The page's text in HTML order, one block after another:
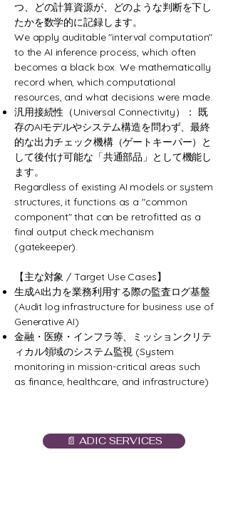
つ、どの計算資源が、どのような判断を下し
たかを数学的に記録します。
We apply auditable "interval computation"
to the AI inference process, which often
becomes a black box. We mathematically
record when, which computational
resources, and what decisions were made.
汎用接続性（Universal Connectivity）： 既
存のAIモデルやシステム構造を問わず、最終
的な出力チェック機構（ゲートキーパー）と
して後付け可能な「共通部品」として機能し
ます。
Regardless of existing AI models or system
structures, it functions as a "common
component" that can be retrofitted as a
final output check mechanism
(gatekeeper).
【主な対象 / Target Use Cases】
生成AI出力を業務利用する際の監査ログ基盤
(Audit log infrastructure for business use of
Generative AI)
金融・医療・インフラ等、ミッションクリテ
ィカル領域のシステム監視 (System
monitoring in mission-critical areas such
as finance, healthcare, and infrastructure)
📄 ADIC SERVICES